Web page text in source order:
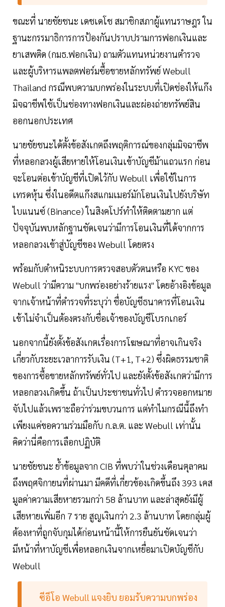
ขณะที่ นายชัยชนะ เดชเดโช สมาชิกสภาผู้แทนราษฎร ใน
ฐานะกรรมาธิการการป้องกันปราบปรามการฟอกเงินและ
ยาเสพติด (กมธ.ฟอกเงิน) ถามตัวแทนหน่วยงานตำรวจ
และผู้บริหารแพลตฟอร์มซื้อขายหลักทรัพย์ Webull
Thailand กรณีพบความบกพร่องในระบบที่เปิดช่องให้แก๊ง
มิจฉาชีพใช้เป็นช่องทางฟอกเงินและผ่องถ่ายทรัพย์สิน
ออกนอกประเทศ
นายชัยชนะได้ตั้งข้อสังเกตถึงพฤติการณ์ของกลุ่มมิจฉาชีพ
ที่หลอกลวงผู้เสียหายให้โอนเงินเข้าบัญชีม้าแถวแรก ก่อน
จะโอนต่อเข้าบัญชีที่เปิดไว้กับ Webull เพื่อใช้ในการ
เทรดหุ้น ซึ่งในอดีตแก๊งสแกมเมอร์มักโอนเงินไปยังบริษัท
ไบแนนซ์ (Binance) ในสิงคโปร์ทำให้ติดตามยาก แต่
ปัจจุบันพบหลักฐานชัดเจนว่ามีการโอนเงินที่ได้จากการ
หลอกลวงเข้าสู่บัญชีของ Webull โดยตรง
พร้อมกับตำหนิระบบการตรวจสอบตัวตนหรือ KYC ของ
Webull ว่ามีความ "บกพร่องอย่างร้ายแรง" โดยอ้างอิงข้อมูล
จากเจ้าหน้าที่ตำรวจที่ระบุว่า ชื่อบัญชีธนาคารที่โอนเงิน
เข้าไม่จำเป็นต้องตรงกับชื่อเจ้าของบัญชีโบรกเกอร์
นอกจากนี้ยังตั้งข้อสังเกตเรื่องการโฆษณาที่อาจเกินจริง
เกี่ยวกับระยะเวลาการรับเงิน (T+1, T+2) ซึ่งผิดธรรมชาติ
ของการซื้อขายหลักทรัพย์ทั่วไป และยังตั้งข้อสังเกตว่ามีการ
หลอกลวงเกิดขึ้น ถ้าเป็นประชาชนทั่วไป ตำรวจออกหมาย
จับไปแล้วเพราะถือว่าร่วมขบวนการ แต่ทำไมกรณีนี้ถึงทำ
เพียงแค่ขอความร่วมมือกับ ก.ล.ต. และ Webull เท่านั้น
คิดว่านี่คือการเลือกปฏิบัติ
นายชัยชนะ ย้ำข้อมูลจาก CIB ที่พบว่าในช่วงเดือนตุลาคม
ถึงพฤศจิกายนที่ผ่านมา มีคดีที่เกี่ยวข้องเกิดขึ้นถึง 393 เคส
มูลค่าความเสียหายรวมกว่า 58 ล้านบาท และล่าสุดยังมีผู้
เสียหายเพิ่มอีก 7 ราย สูญเงินกว่า 2.3 ล้านบาท โดยกลุ่มผู้
ต้องหาที่ถูกจับกุมได้ก่อนหน้านี้ให้การยืนยันชัดเจนว่า
มีหน้าที่หาบัญชีเพื่อหลอกเงินจากเหยื่อมาเปิดบัญชีกับ
Webull
ซีอีโอ Webull แจงยิบ ยอมรับความบกพร่อง